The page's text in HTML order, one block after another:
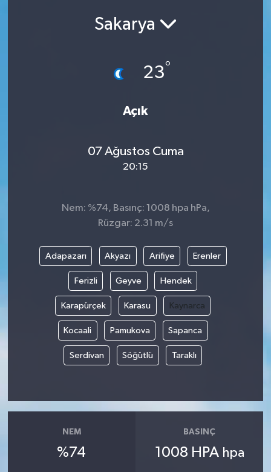
Sakarya
23°
Açık
07 Ağustos Cuma
20:15
Nem: %74, Basınç: 1008 hpa hPa,
Rüzgar: 2.31 m/s
Adapazarı Akyazı Arifiye Erenler
Ferizli Geyve Hendek
Karapürçek Karasu Kaynarca
Kocaali Pamukova Sapanca
Serdivan Söğütlü Taraklı
NEM
%74
BASINÇ
1008 HPA hpa